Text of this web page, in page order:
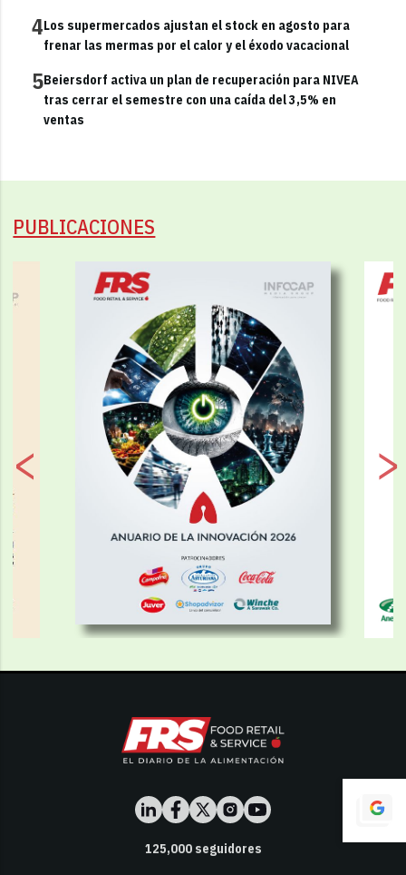
4Los supermercados ajustan el stock en agosto para
frenar las mermas por el calor y el éxodo vacacional
5Beiersdorf activa un plan de recuperación para NIVEA
tras cerrar el semestre con una caída del 3,5% en
ventas
PUBLICACIONES
125,000seguidores